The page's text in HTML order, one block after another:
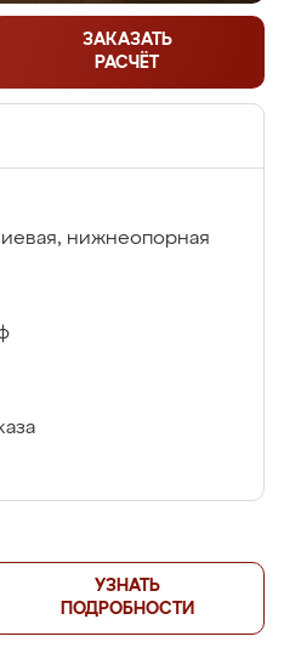
ЗАКАЗАТЬ
РАСЧЁТ
нижнеопорная
УЗНАТЬ
ПОДРОБНОСТИ